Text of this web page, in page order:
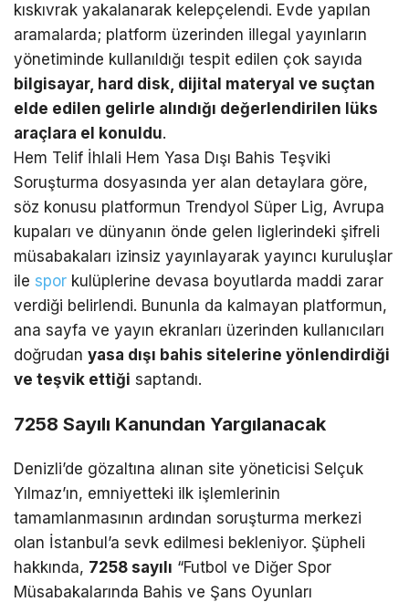
kıskıvrak yakalanarak kelepçelendi. Evde yapılan
aramalarda; platform üzerinden illegal yayınların
yönetiminde kullanıldığı tespit edilen çok sayıda
bilgisayar, hard disk, dijital materyal ve suçtan
elde edilen gelirle alındığı değerlendirilen lüks
araçlara el konuldu.
Hem Telif İhlali Hem Yasa Dışı Bahis Teşviki
Soruşturma dosyasında yer alan detaylara göre,
söz konusu platformun Trendyol Süper Lig, Avrupa
kupaları ve dünyanın önde gelen liglerindeki şifreli
müsabakaları izinsiz yayınlayarak yayıncı kuruluşlar
ile spor kulüplerine devasa boyutlarda maddi zarar
verdiği belirlendi. Bununla da kalmayan platformun,
ana sayfa ve yayın ekranları üzerinden kullanıcıları
doğrudan yasa dışı bahis sitelerine yönlendirdiği
ve teşvik ettiği saptandı.
7258 Sayılı Kanundan Yargılanacak
Denizli’de gözaltına alınan site yöneticisi Selçuk
Yılmaz’ın, emniyetteki ilk işlemlerinin
tamamlanmasının ardından soruşturma merkezi
olan İstanbul’a sevk edilmesi bekleniyor. Şüpheli
hakkında, 7258 sayılı “Futbol ve Diğer Spor
Müsabakalarında Bahis ve Şans Oyunları